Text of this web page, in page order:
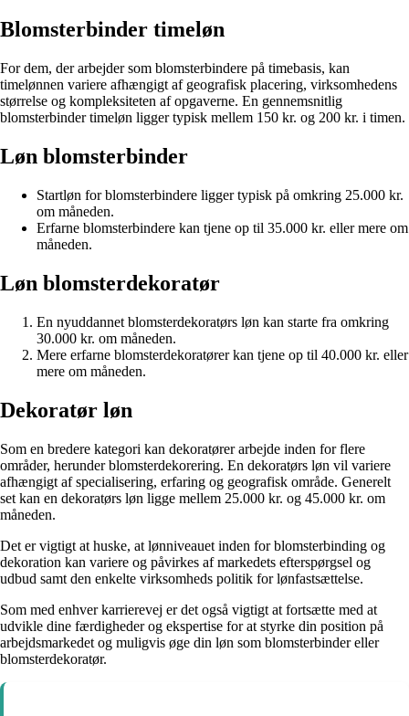
Blomsterbinder timeløn
For dem, der arbejder som blomsterbindere på timebasis, kan
timelønnen variere afhængigt af geografisk placering, virksomhedens
størrelse og kompleksiteten af opgaverne. En gennemsnitlig
blomsterbinder timeløn ligger typisk mellem 150 kr. og 200 kr. i timen.
Løn blomsterbinder
Startløn for blomsterbindere ligger typisk på omkring 25.000 kr.
om måneden.
Erfarne blomsterbindere kan tjene op til 35.000 kr. eller mere om
måneden.
Løn blomsterdekoratør
En nyuddannet blomsterdekoratørs løn kan starte fra omkring
30.000 kr. om måneden.
Mere erfarne blomsterdekoratører kan tjene op til 40.000 kr. eller
mere om måneden.
Dekoratør løn
Som en bredere kategori kan dekoratører arbejde inden for flere
områder, herunder blomsterdekorering. En dekoratørs løn vil variere
afhængigt af specialisering, erfaring og geografisk område. Generelt
set kan en dekoratørs løn ligge mellem 25.000 kr. og 45.000 kr. om
måneden.
Det er vigtigt at huske, at lønniveauet inden for blomsterbinding og
dekoration kan variere og påvirkes af markedets efterspørgsel og
udbud samt den enkelte virksomheds politik for lønfastsættelse.
Som med enhver karrierevej er det også vigtigt at fortsætte med at
udvikle dine færdigheder og ekspertise for at styrke din position på
arbejdsmarkedet og muligvis øge din løn som blomsterbinder eller
blomsterdekoratør.